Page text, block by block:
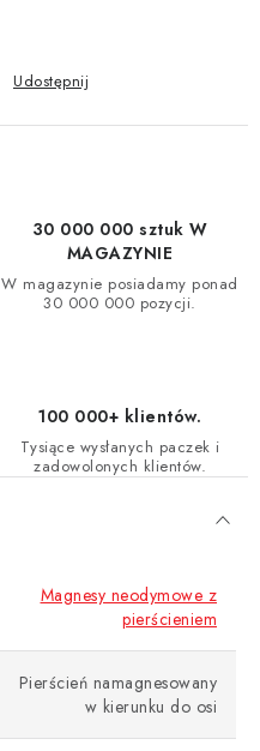
Udostępnij
30 000 000 sztuk W
MAGAZYNIE
W magazynie posiadamy ponad
30 000 000 pozycji.
100 000+ klientów.
Tysiące wysłanych paczek i
zadowolonych klientów.
Magnesy neodymowe z
pierścieniem
Pierścień namagnesowany
w kierunku do osi